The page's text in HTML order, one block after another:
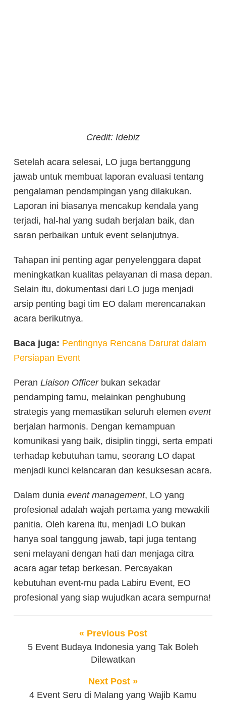
Credit: Idebiz
Setelah acara selesai, LO juga bertanggung
jawab untuk membuat laporan evaluasi tentang
pengalaman pendampingan yang dilakukan.
Laporan ini biasanya mencakup kendala yang
terjadi, hal-hal yang sudah berjalan baik, dan
saran perbaikan untuk event selanjutnya.
Tahapan ini penting agar penyelenggara dapat
meningkatkan kualitas pelayanan di masa depan.
Selain itu, dokumentasi dari LO juga menjadi
arsip penting bagi tim EO dalam merencanakan
acara berikutnya.
Baca juga: Pentingnya Rencana Darurat dalam
Persiapan Event
Peran Liaison Officerbukan sekadar
pendamping tamu, melainkan penghubung
strategis yang memastikan seluruh elemen event
berjalan harmonis. Dengan kemampuan
komunikasi yang baik, disiplin tinggi, serta empati
terhadap kebutuhan tamu, seorang LO dapat
menjadi kunci kelancaran dan kesuksesan acara.
Dalam dunia event management, LO yang
profesional adalah wajah pertama yang mewakili
panitia. Oleh karena itu, menjadi LO bukan
hanya soal tanggung jawab, tapi juga tentang
seni melayani dengan hati dan menjaga citra
acara agar tetap berkesan. Percayakan
kebutuhan event-mu pada Labiru Event, EO
profesional yang siap wujudkan acara sempurna!
« Previous Post
5 Event Budaya Indonesia yang Tak Boleh
Dilewatkan
Next Post »
4 Event Seru di Malang yang Wajib Kamu